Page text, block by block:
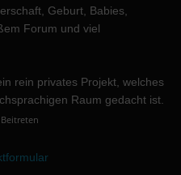
Geburt, Babies,
Forum und viel
rein privates Projekt, welches
Raum gedacht ist.